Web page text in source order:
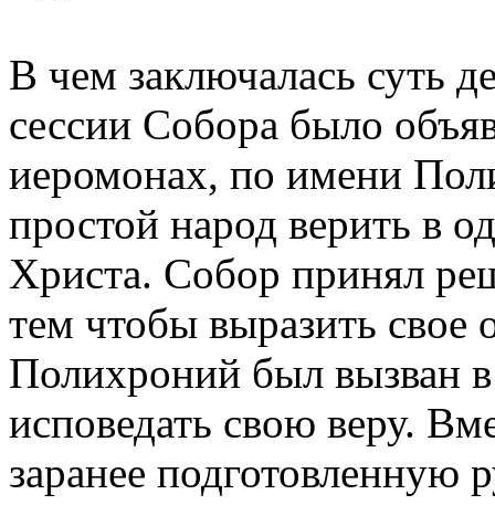
В чем заключалась суть
сессии Собора было
иеромонах, по имени
простой народ верить в
Христа. Собор принял
тем чтобы выразить
Полихроний был вызван
исповедать свою веру.
заранее подготовленную